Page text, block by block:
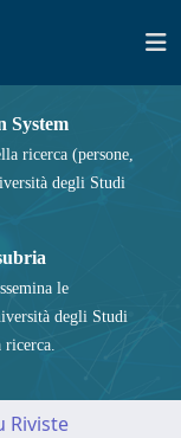
System
ricerca (persone,
degli Studi
le
degli Studi
ricerca.
Riviste